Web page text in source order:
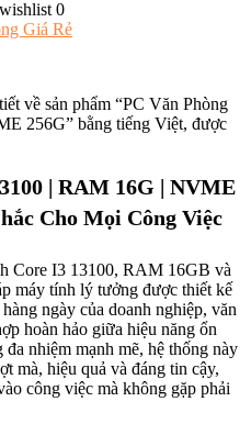
0
Giá Rẻ
về sản phẩm “PC Văn Phòng
256G” bằng tiếng Việt, được
| RAM 16G | NVME
Cho Mọi Công Việc
Core I3 13100, RAM 16GB và
máy tính lý tưởng được thiết kế
ngày của doanh nghiệp, văn
hoàn hảo giữa hiệu năng ổn
nhiệm mạnh mẽ, hệ thống này
mà, hiệu quả và đáng tin cậy,
công việc mà không gặp phải